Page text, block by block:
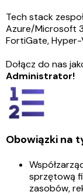
Tech stack
Azure/Microsoft
FortiGate,
Dołącz do nas
Administrator!
Obowiązki na
sprzętową
zasobów,